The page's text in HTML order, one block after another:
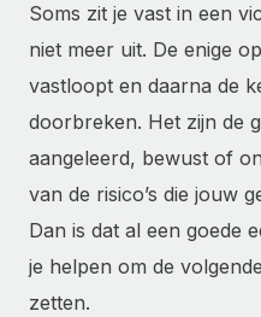
Soms zit je vast in een
niet meer uit. De enige
vastloopt en daarna de
doorbreken. Het zijn de
aangeleerd, bewust of
van de risico’s die jouw
Dan is dat al een goede
je helpen om de
zetten.